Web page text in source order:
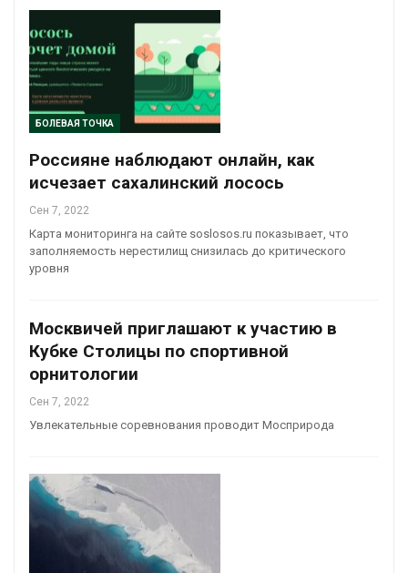
БОЛЕВАЯ ТОЧКА
Россияне наблюдают онлайн, как
исчезает сахалинский лосось
Сен 7, 2022
Карта мониторинга на сайте soslosos.ru показывает, что
заполняемость нерестилищ снизилась до критического
уровня
Москвичей приглашают к участию в
Кубке Столицы по спортивной
орнитологии
Сен 7, 2022
Увлекательные соревнования проводит Мосприрода